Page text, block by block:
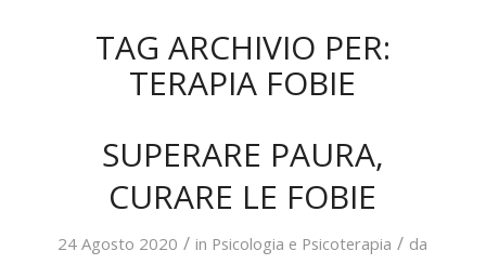
TAG ARCHIVIO PER:
TERAPIA FOBIE
SUPERARE PAURA,
CURARE LE FOBIE
24 Agosto 2020 / in Psicologia e Psicoterapia / da